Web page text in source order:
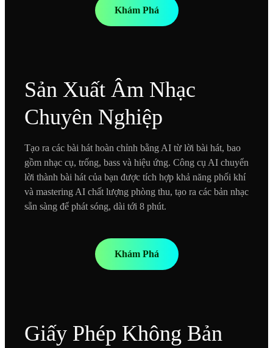
Khám Phá
Sản Xuất Âm Nhạc
Chuyên Nghiệp
Tạo ra các bài hát hoàn chỉnh bằng AI từ lời bài hát, bao
gồm nhạc cụ, trống, bass và hiệu ứng. Công cụ AI chuyển
lời thành bài hát của bạn được tích hợp khả năng phối khí
và mastering AI chất lượng phòng thu, tạo ra các bản nhạc
sẵn sàng để phát sóng, dài tới 8 phút.
Khám Phá
Giấy Phép Không Bản